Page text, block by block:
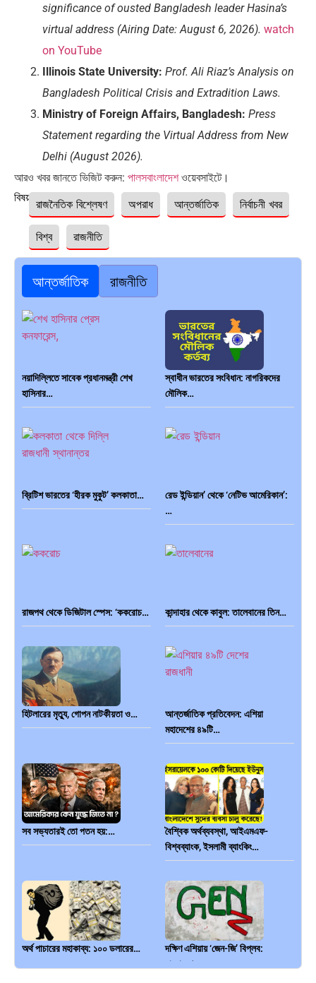
significance of ousted Bangladesh leader Hasina’s
virtual address (Airing Date: August 6, 2026). watch
on YouTube
Illinois State University: Prof. Ali Riaz’s Analysis on
Bangladesh Political Crisis and Extradition Laws.
Ministry of Foreign Affairs, Bangladesh: Press
Statement regarding the Virtual Address from New
Delhi (August 2026).
আরও খবর জানতে ভিজিট করুন: পালসবাংলাদেশওয়েবসাইটে।
বিষয়ঃ রাজনৈতিক বিশ্লেষণ অপরাধ আন্তর্জাতিক নির্বাচনী খবর
বিশ্ব রাজনীতি
আন্তর্জাতিক রাজনীতি
নয়াদিল্লিতে সাবেক প্রধানমন্ত্রী শেখ
হাসিনার…
স্বাধীন ভারতের সংবিধান: নাগরিকদের
মৌলিক…
ব্রিটিশ ভারতের ‘হীরক মুকুট’ কলকাতা…
রেড ইন্ডিয়ান’ থেকে ‘নেটিভ আমেরিকান’:
…
রাজপথ থেকে ডিজিটাল স্পেস: ‘ককরোচ… কান্দাহার থেকে কাবুল: তালেবানের তিন…
হিটলারের মৃত্যু, গোপন নাটকীয়তা ও…
আন্তর্জাতিক প্রতিবেদন: এশিয়া
মহাদেশের ৪৯টি…
সব সভ্যতারই তো পতন হয়:…
বৈশ্বিক অর্থব্যবস্থা, আইএমএফ-
বিশ্বব্যাংক, ইসলামী ব্যাংকিং…
অর্থ পাচারের মহাকাব্য: ১০০ ডলারের…
দক্ষিণ এশিয়ায় ‘জেন-জি’ বিপ্লব:
বাংলাদেশ,…